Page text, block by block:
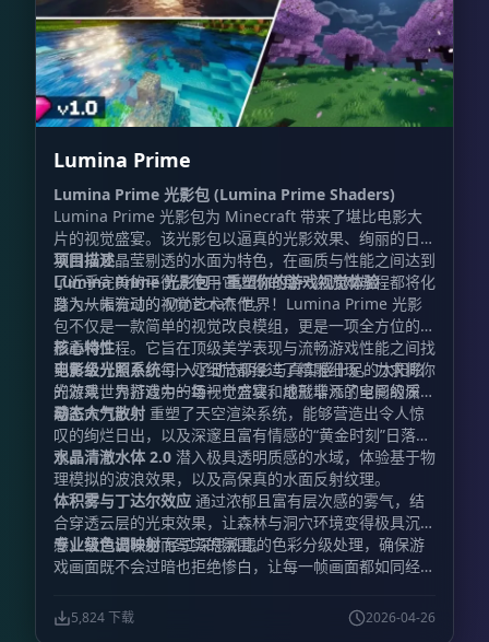
Lumina Prime
Lumina Prime 光影包 (Lumina Prime Shaders)
Lumina Prime 光影包为 Minecraft 带来了堪比电影大
片的视觉盛宴。该光影包以逼真的光影效果、绚丽的日落
氛围以及晶莹剔透的水面为特色，在画质与性能之间达到
了近乎完美的平衡。使用它，你的每一次游戏旅程都将化
身为一幅流动的视觉艺术杰作。
项目描述
Lumina Prime 光影包 – 重塑你的游戏视觉体验
踏入从未有过的 Minecraft 世界！Lumina Prime 光影
包不仅是一款简单的视觉改良模组，更是一项全方位的图
形重构工程。它旨在顶级美学表现与流畅游戏性能之间找
到黄金分割点。每一处细节都经过了精雕细琢，力求将你
的游戏世界打造为一场视觉盛宴，成就非凡的电影级质
感。
核心特性
电影级光照系统引入了动态阴影与真实感十足的太阳眩
光效果，为游戏中的每一个方块和地形增添了空间的深度
与生命力。
动态大气散射 重塑了天空渲染系统，能够营造出令人惊
叹的绚烂日出，以及深邃且富有情感的“黄金时刻”日落景
观。
水晶清澈水体 2.0 潜入极具透明质感的水域，体验基于物
理模拟的波浪效果，以及高保真的水面反射纹理。
体积雾与丁达尔效应 通过浓郁且富有层次感的雾气，结
合穿透云层的光束效果，让森林与洞穴环境变得极具沉浸
感，营造出神秘而写实的氛围。
专业级色调映射经过深思熟虑的色彩分级处理，确保游
戏画面既不会过暗也拒绝惨白，让每一帧画面都如同经过
5,824 下载 2026-04-26